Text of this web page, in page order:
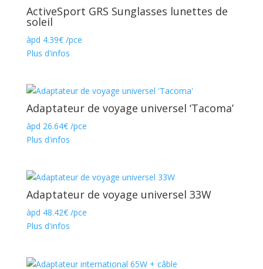
ActiveSport GRS Sunglasses lunettes de
soleil
àpd 4.39€/pce
Plus d'infos
Adaptateur de voyage universel ‘Tacoma’
àpd 26.64€/pce
Plus d'infos
Adaptateur de voyage universel 33W
àpd 48.42€/pce
Plus d'infos